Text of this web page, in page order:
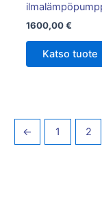
1600,00€
Katso tuote
← 1 2